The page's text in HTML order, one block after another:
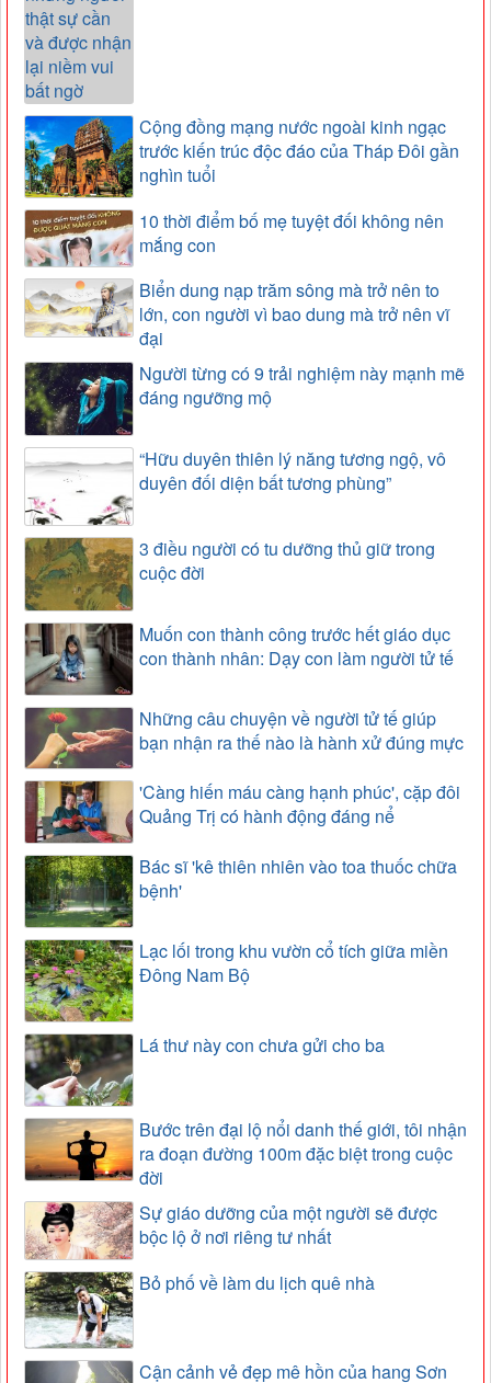
Cộng đồng mạng nước ngoài kinh ngạc
trước kiến trúc độc đáo của Tháp Đôi gần
nghìn tuổi
10 thời điểm bố mẹ tuyệt đối không nên
mắng con
Biển dung nạp trăm sông mà trở nên to
lớn, con người vì bao dung mà trở nên vĩ
đại
Người từng có 9 trải nghiệm này mạnh mẽ
đáng ngưỡng mộ
“Hữu duyên thiên lý năng tương ngộ, vô
duyên đối diện bất tương phùng”
3 điều người có tu dưỡng thủ giữ trong
cuộc đời
Muốn con thành công trước hết giáo dục
con thành nhân: Dạy con làm người tử tế
Những câu chuyện về người tử tế giúp
bạn nhận ra thế nào là hành xử đúng mực
'Càng hiến máu càng hạnh phúc', cặp đôi
Quảng Trị có hành động đáng nể
Bác sĩ 'kê thiên nhiên vào toa thuốc chữa
bệnh'
Lạc lối trong khu vườn cổ tích giữa miền
Đông Nam Bộ
Lá thư này con chưa gửi cho ba
Bước trên đại lộ nổi danh thế giới, tôi nhận
ra đoạn đường 100m đặc biệt trong cuộc
đời
Sự giáo dưỡng của một người sẽ được
bộc lộ ở nơi riêng tư nhất
Bỏ phố về làm du lịch quê nhà
Cận cảnh vẻ đẹp mê hồn của hang Sơn